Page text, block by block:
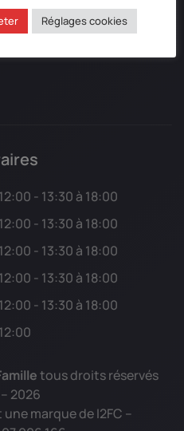
- 13:30 à 18:00
- 13:30 à 18:00
- 13:30 à 18:00
- 13:30 à 18:00
- 13:30 à 18:00
tous droits réservés
2026
marque de I2FC –
Réglages cookies